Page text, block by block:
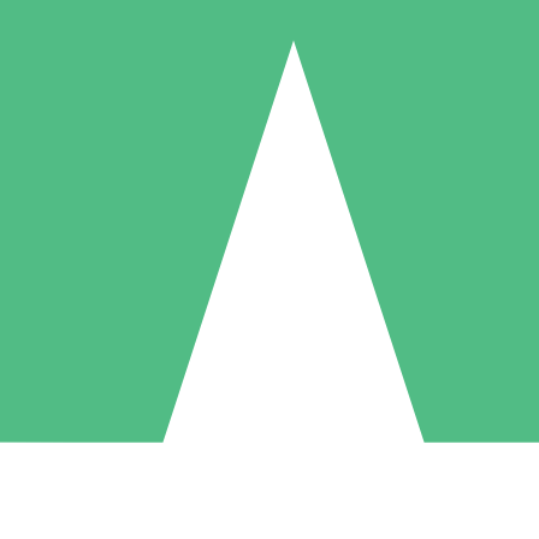
Individuele Creditpakketten
per gebruik met downloadtegoeden. Geen maandelijkse verplichting
5 Downloaden
US$